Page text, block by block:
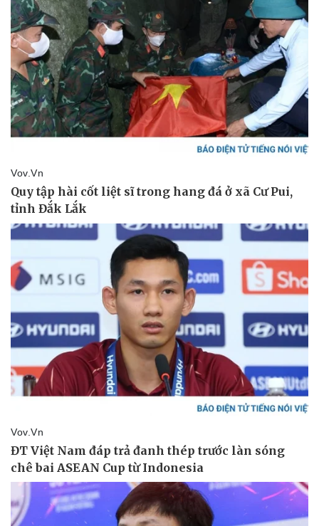
Pháp luật
Vụ án
Tin nóng
Tư vấn luật
Quân sự - Quốc phòng
Vũ khí
Việt Nam
Phân tích